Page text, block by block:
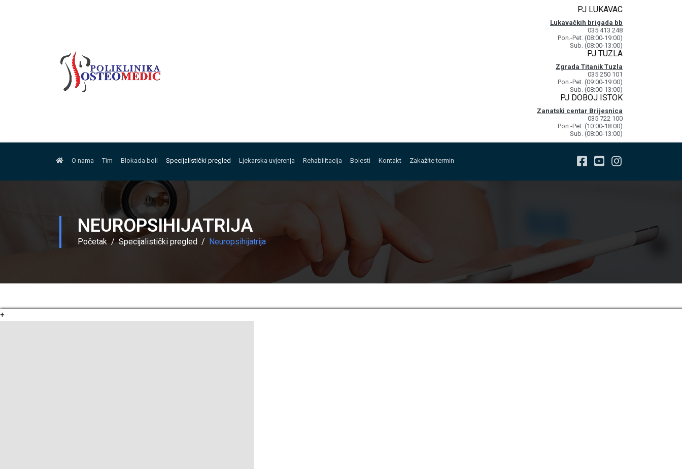
PJ LUKAVAC
Lukavačkih brigada bb
035 413 248
Pon.-Pet. (08:00-19:00)
Sub. (08:00-13:00)
PJ TUZLA
Zgrada Titanik Tuzla
035 250 101
Pon.-Pet. (09:00-19:00)
Sub. (08:00-13:00)
PJ DOBOJ ISTOK
Zanatski centar Brijesnica
035 722 100
Pon.-Pet. (10:00-18:00)
Sub. (08:00-13:00)
O nama Tim Blokada boli Specijalistički pregled Ljekarska uvjerenja Rehabilitacija Bolesti Kontakt Zakažite termin
NEUROPSIHIJATRIJA
Početak Specijalistički pregled Neuropsihijatrija
+